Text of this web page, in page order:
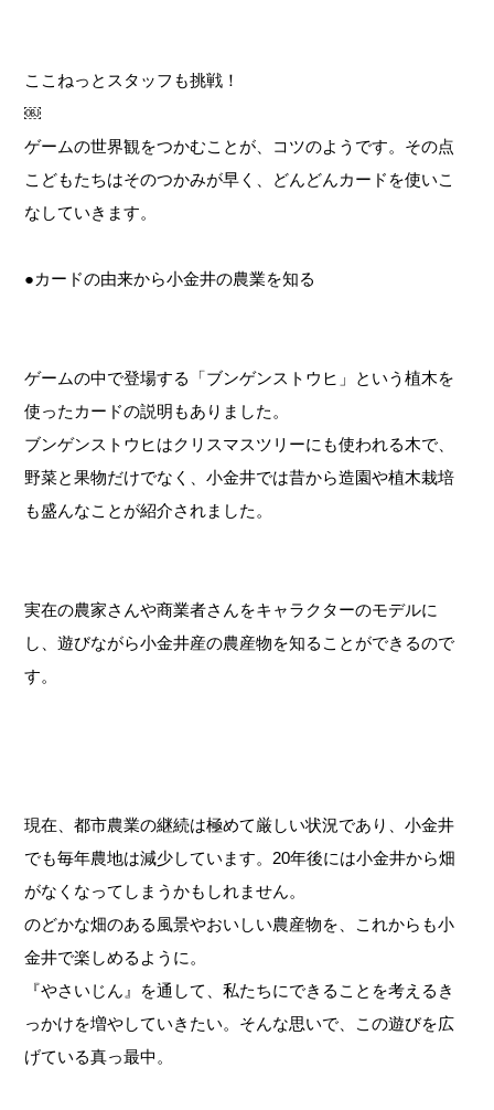
ここねっとスタッフも挑戦！
￼
ゲームの世界観をつかむことが、コツのようです。その点
こどもたちはそのつかみが早く、どんどんカードを使いこ
なしていきます。
●カードの由来から小金井の農業を知る
ゲームの中で登場する「ブンゲンストウヒ」という植木を
使ったカードの説明もありました。
ブンゲンストウヒはクリスマスツリーにも使われる木で、
野菜と果物だけでなく、小金井では昔から造園や植木栽培
も盛んなことが紹介されました。
実在の農家さんや商業者さんをキャラクターのモデルに
し、遊びながら小金井産の農産物を知ることができるので
す。
現在、都市農業の継続は極めて厳しい状況であり、小金井
でも毎年農地は減少しています。20年後には小金井から畑
がなくなってしまうかもしれません。
のどかな畑のある風景やおいしい農産物を、これからも小
金井で楽しめるように。
『やさいじん』を通して、私たちにできることを考えるき
っかけを増やしていきたい。そんな思いで、この遊びを広
げている真っ最中。